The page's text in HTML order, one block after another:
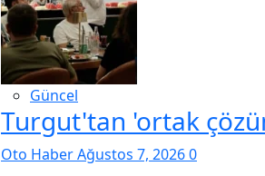
Güncel
Turgut'tan 'ortak
Oto HaberAğustos 7, 20260